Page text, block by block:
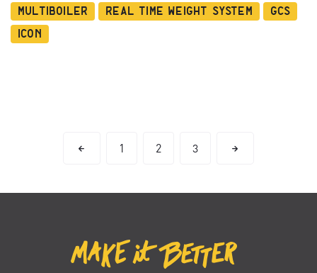
Multiboiler
Real Time Weight System
GCS
ICON
1 2 3